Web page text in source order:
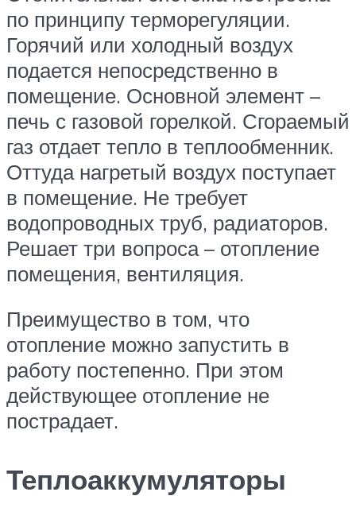
по принципу терморегуляции.
Горячий или холодный воздух
подается непосредственно в
помещение. Основной элемент –
печь с газовой горелкой. Сгораемый
газ отдает тепло в теплообменник.
Оттуда нагретый воздух поступает
в помещение. Не требует
водопроводных труб, радиаторов.
Решает три вопроса – отопление
помещения, вентиляция.
Преимущество в том, что
отопление можно запустить в
работу постепенно. При этом
действующее отопление не
пострадает.
Теплоаккумуляторы